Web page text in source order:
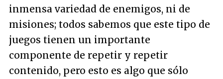
inmensa variedad de enemigos, ni de
misiones; todos sabemos que este tipo de
juegos tienen un importante
componente de repetir y repetir
contenido, pero esto es algo que sólo